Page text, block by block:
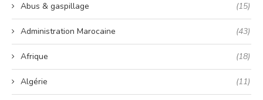
Abus & gaspillage (15)
Administration Marocaine (43)
Afrique (18)
Algérie (11)